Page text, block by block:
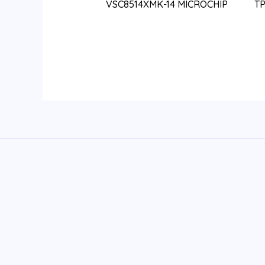
VSC8514XMK-14 MICROCHIP